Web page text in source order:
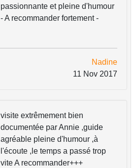
passionnante et pleine d'humour
- A recommander fortement -
Nadine
11 Nov 2017
visite extrêmement bien
documentée par Annie ,guide
agréable pleine d'humour ,à
l'écoute ,le temps a passé trop
vite A recommander+++